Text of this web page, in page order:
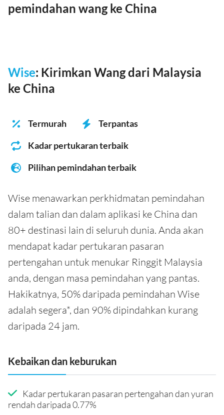
pemindahan wang ke China
Wise: Kirimkan Wang dari Malaysia
ke China
Termurah
Terpantas
Kadar pertukaran terbaik
Pilihan pemindahan terbaik
Wise menawarkan perkhidmatan pemindahan
dalam talian dan dalam aplikasi ke China dan
80+ destinasi lain di seluruh dunia. Anda akan
mendapat kadar pertukaran pasaran
pertengahan untuk menukar Ringgit Malaysia
anda, dengan masa pemindahan yang pantas.
Hakikatnya, 50% daripada pemindahan Wise
adalah segera*, dan 90% dipindahkan kurang
daripada 24 jam.
Kebaikan dan keburukan
Kadar pertukaran pasaran pertengahan dan yuran
rendah daripada 0.77%